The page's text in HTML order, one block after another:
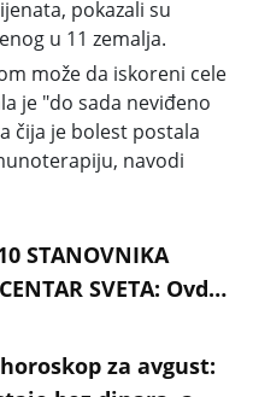
pokazali su
u 11 zemalja.
može da iskoreni cele
je "do sada neviđeno
čija je bolest postala
navodi
STANOVNIKA
SVETA: Ovde
se čeka više od
za avgust: